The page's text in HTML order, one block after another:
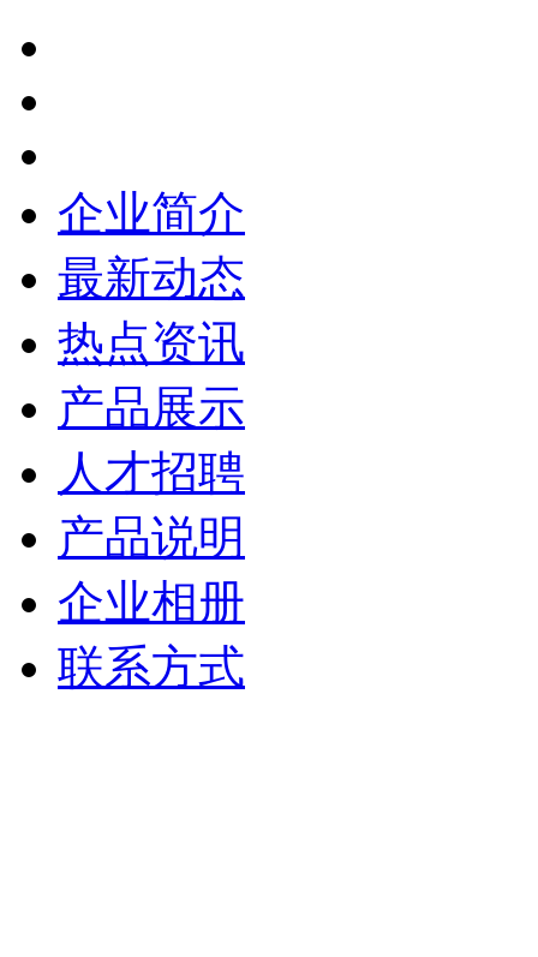
企业简介
最新动态
热点资讯
产品展示
人才招聘
产品说明
企业相册
联系方式